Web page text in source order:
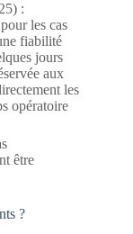
:
les cas
fiabilité
jours
aux
les
opératoire
être
?